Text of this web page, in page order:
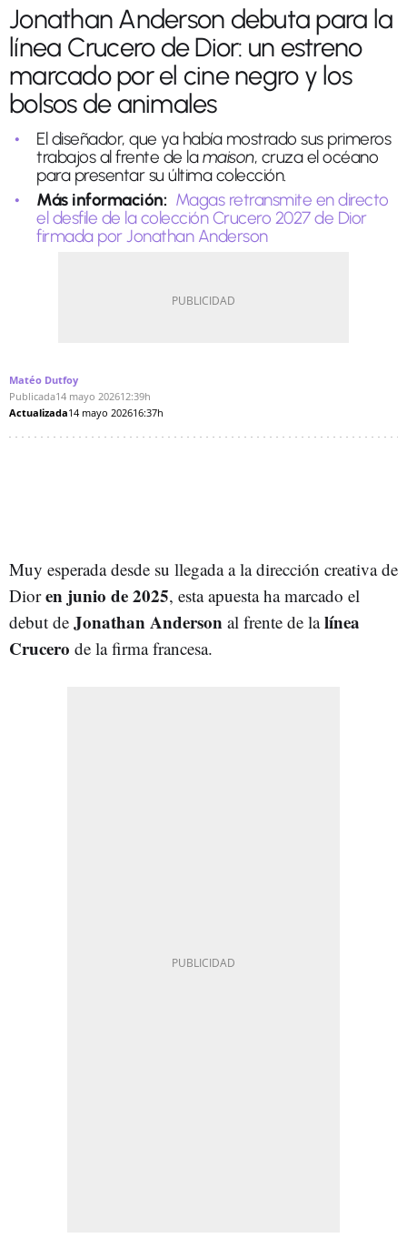
Jonathan Anderson debuta para la
línea Crucero de Dior: un estreno
marcado por el cine negro y los
bolsos de animales
El diseñador, que ya había mostrado sus primeros
trabajos al frente de lamaison, cruza el océano
para presentar su última colección.
Más información: Magas retransmite en directo
el desfile de la colección Crucero 2027 de Dior
firmada por Jonathan Anderson
Matéo Dutfoy
Publicada14 mayo 202612:39h
Actualizada14 mayo 202616:37h
Muy esperada desde su llegada a la dirección creativa de
Dioren junio de 2025, esta apuesta ha marcado el
debut de Jonathan Anderson al frente de lalínea
Crucero de la firma francesa.